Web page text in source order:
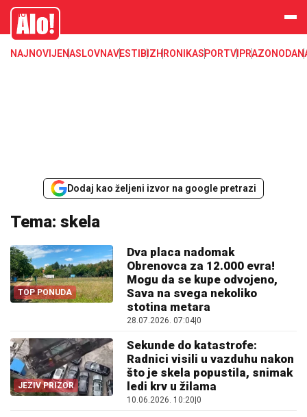
Alo
NAJNOVIJENASLOVNAVESTI BIZHRONIKASPORTVIPRAZONODA
Dodaj kao željeni izvor na google pretrazi
Tema: skela
TOP PONUDA
Dva placa nadomak
Obrenovca za 12.000 evra!
Mogu da se kupe odvojeno,
Sava na svega nekoliko
stotina metara
28.07.2026. 07:04 0
JEZIV PRIZOR
Sekunde do katastrofe:
Radnici visili u vazduhu nakon
što je skela popustila, snimak
ledi krv u žilama
10.06.2026. 10:20 0